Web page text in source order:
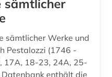
sämtlicher
sämtlicher Werke und
Pestalozzi (1746 -
17A, 18-23, 24A, 25-